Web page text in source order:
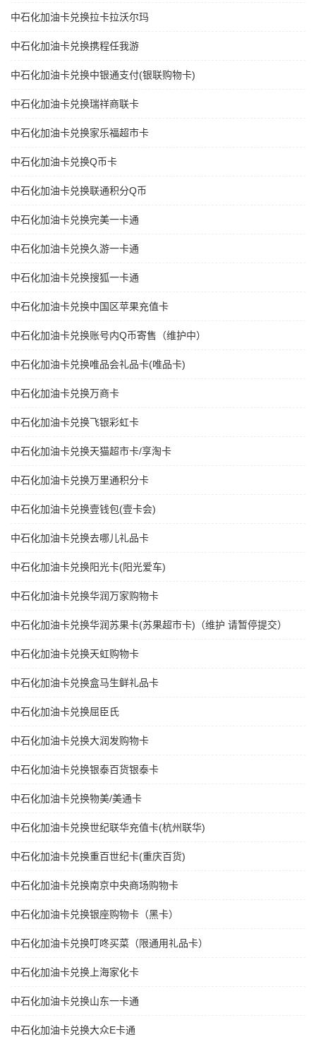
中石化加油卡兑换拉卡拉沃尔玛
中石化加油卡兑换携程任我游
中石化加油卡兑换中银通支付(银联购物卡)
中石化加油卡兑换瑞祥商联卡
中石化加油卡兑换家乐福超市卡
中石化加油卡兑换Q币卡
中石化加油卡兑换联通积分Q币
中石化加油卡兑换完美一卡通
中石化加油卡兑换久游一卡通
中石化加油卡兑换搜狐一卡通
中石化加油卡兑换中国区苹果充值卡
中石化加油卡兑换账号内Q币寄售（维护中）
中石化加油卡兑换唯品会礼品卡(唯品卡)
中石化加油卡兑换万商卡
中石化加油卡兑换飞银彩虹卡
中石化加油卡兑换天猫超市卡/享淘卡
中石化加油卡兑换万里通积分卡
中石化加油卡兑换壹钱包(壹卡会)
中石化加油卡兑换去哪儿礼品卡
中石化加油卡兑换阳光卡(阳光爱车)
中石化加油卡兑换华润万家购物卡
中石化加油卡兑换华润苏果卡(苏果超市卡)（维护 请暂停提交）
中石化加油卡兑换天虹购物卡
中石化加油卡兑换盒马生鲜礼品卡
中石化加油卡兑换屈臣氏
中石化加油卡兑换大润发购物卡
中石化加油卡兑换银泰百货银泰卡
中石化加油卡兑换物美/美通卡
中石化加油卡兑换世纪联华充值卡(杭州联华)
中石化加油卡兑换重百世纪卡(重庆百货)
中石化加油卡兑换南京中央商场购物卡
中石化加油卡兑换银座购物卡（黑卡）
中石化加油卡兑换叮咚买菜（限通用礼品卡）
中石化加油卡兑换上海家化卡
中石化加油卡兑换山东一卡通
中石化加油卡兑换大众E卡通